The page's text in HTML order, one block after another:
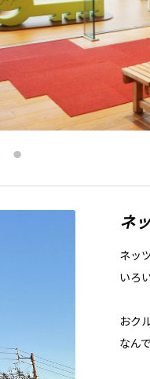
ネ
ネッ
いろ
おク
なん